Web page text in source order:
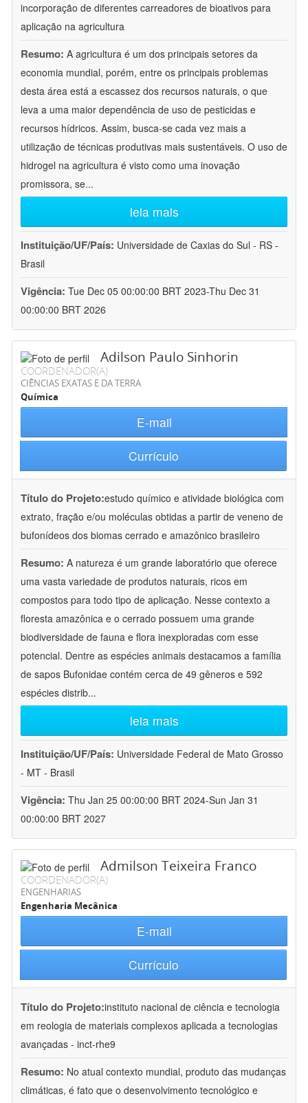
incorporação de diferentes carreadores de bioativos para
aplicação na agricultura
Resumo: A agricultura é um dos principais setores da
economia mundial, porém, entre os principais problemas
desta área está a escassez dos recursos naturais, o que
leva a uma maior dependência de uso de pesticidas e
recursos hídricos. Assim, busca-se cada vez mais a
utilização de técnicas produtivas mais sustentáveis. O uso de
hidrogel na agricultura é visto como uma inovação
promissora, se...
leia mais
Instituição/UF/País: Universidade de Caxias do Sul - RS -
Brasil
Vigência: Tue Dec 05 00:00:00 BRT 2023-Thu Dec 31
00:00:00 BRT 2026
Adilson Paulo Sinhorin
COORDENADOR(A)
CIÊNCIAS EXATAS E DA TERRA
Química
E-mail
Currículo
Título do Projeto:estudo químico e atividade biológica com
extrato, fração e/ou moléculas obtidas a partir de veneno de
bufonídeos dos biomas cerrado e amazônico brasileiro
Resumo: A natureza é um grande laboratório que oferece
uma vasta variedade de produtos naturais, ricos em
compostos para todo tipo de aplicação. Nesse contexto a
floresta amazônica e o cerrado possuem uma grande
biodiversidade de fauna e flora inexploradas com esse
potencial. Dentre as espécies animais destacamos a família
de sapos Bufonidae contém cerca de 49 gêneros e 592
espécies distrib...
leia mais
Instituição/UF/País: Universidade Federal de Mato Grosso
- MT - Brasil
Vigência: Thu Jan 25 00:00:00 BRT 2024-Sun Jan 31
00:00:00 BRT 2027
Admilson Teixeira Franco
COORDENADOR(A)
ENGENHARIAS
Engenharia Mecânica
E-mail
Currículo
Título do Projeto:instituto nacional de ciência e tecnologia
em reologia de materiais complexos aplicada a tecnologias
avançadas - inct-rhe9
Resumo: No atual contexto mundial, produto das mudanças
climáticas, é fato que o desenvolvimento tecnológico e